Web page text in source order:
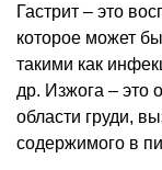
Гастрит – это
которое может
такими как
др. Изжога –
области груди,
содержимого в